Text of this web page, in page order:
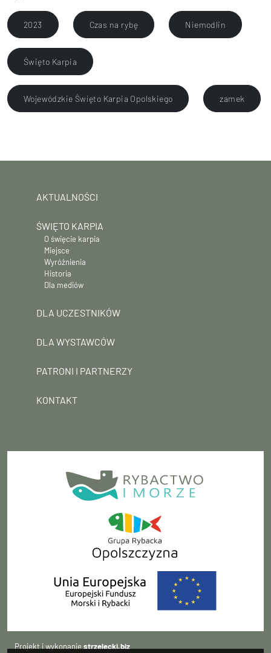
2023 Czas na rybę Niemodlin
Święto Karpia
Wojewódzkie Święto Karpia Opolskiego zamek
AKTUALNOŚCI
ŚWIĘTO KARPIA
O święcie karpia
Miejsce
Wyróżnienia
Historia
Dla mediów
DLA UCZESTNIKÓW
DLA WYSTAWCÓW
PATRONI I PARTNERZY
KONTAKT
Projekt i wykonaniestrzelecki.biz